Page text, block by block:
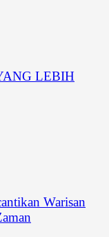
LEBIH
Warisan